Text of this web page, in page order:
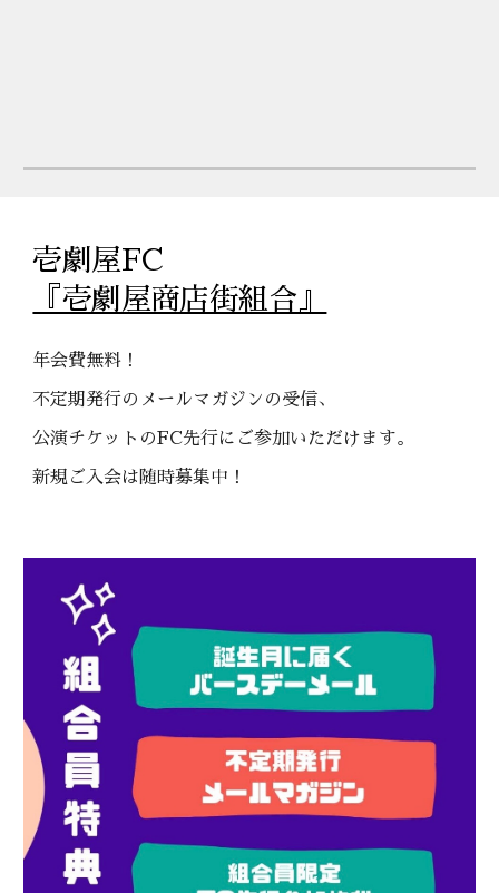
壱劇屋FC
『壱劇屋商店街組合』
年会費無料！
不定期発行のメールマガジンの受信、
公演チケットのFC先行にご参加いただけます。
新規ご入会は随時募集中！